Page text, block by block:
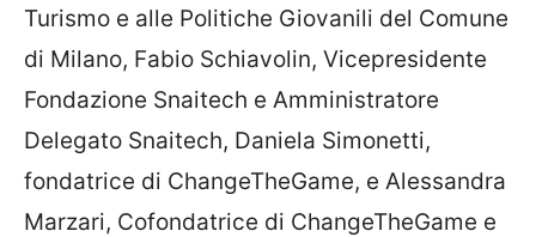
Turismo e alle Politiche Giovanili del Comune
di Milano, Fabio Schiavolin, Vicepresidente
Fondazione Snaitech e Amministratore
Delegato Snaitech, Daniela Simonetti,
fondatrice di ChangeTheGame, e Alessandra
Marzari, Cofondatrice di ChangeTheGame e